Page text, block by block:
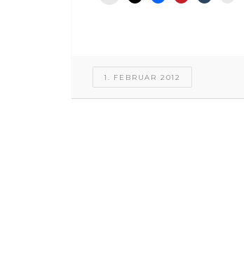
1. FEBRUAR 2012